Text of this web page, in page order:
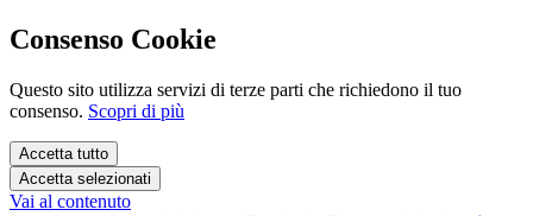
Consenso Cookie
Questo sito utilizza servizi di terze parti che richiedono il tuo
consenso. Scopri di più
Accetta tutto
Accetta selezionati
Vai al contenuto